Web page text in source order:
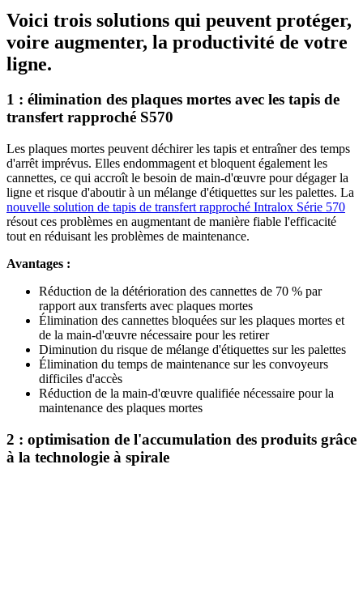
Voici trois solutions qui peuvent protéger,
voire augmenter, la productivité de votre
ligne.
1 : élimination des plaques mortes avec les tapis de
transfert rapproché S570
Les plaques mortes peuvent déchirer les tapis et entraîner des temps
d'arrêt imprévus. Elles endommagent et bloquent également les
cannettes, ce qui accroît le besoin de main-d'œuvre pour dégager la
ligne et risque d'aboutir à un mélange d'étiquettes sur les palettes. La
nouvelle solution de tapis de transfert rapproché Intralox Série 570
résout ces problèmes en augmentant de manière fiable l'efficacité
tout en réduisant les problèmes de maintenance.
Avantages :
Réduction de la détérioration des cannettes de 70 % par
rapport aux transferts avec plaques mortes
Élimination des cannettes bloquées sur les plaques mortes et
de la main-d'œuvre nécessaire pour les retirer
Diminution du risque de mélange d'étiquettes sur les palettes
Élimination du temps de maintenance sur les convoyeurs
difficiles d'accès
Réduction de la main-d'œuvre qualifiée nécessaire pour la
maintenance des plaques mortes
2 : optimisation de l'accumulation des produits grâce
à la technologie à spirale